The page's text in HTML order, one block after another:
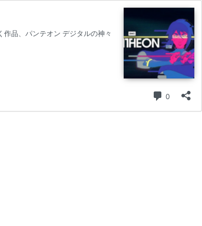
品、パンテオン デジタルの神々
0 コメント